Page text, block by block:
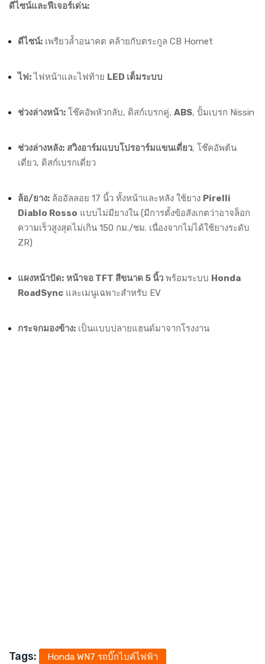
ดีไซน์และฟีเจอร์เด่น:
ดีไซน์: เพรียวล้ำอนาคต คล้ายกับตระกูล CB Hornet
ไฟ:ไฟหน้าและไฟท้าย LED เต็มระบบ
ช่วงล่างหน้า: โช๊คอัพหัวกลับ, ดิสก์เบรกคู่, ABS, ปั้มเบรก Nissin
ช่วงล่างหลัง: สวิงอาร์มแบบโปรอาร์มแขนเดี่ยว, โช๊คอัพต้น
เดี่ยว, ดิสก์เบรกเดี่ยว
ล้อ/ยาง: ล้ออัลลอย 17 นิ้ว ทั้งหน้าและหลัง ใช้ยาง Pirelli
Diablo Rosso แบบไม่มียางใน (มีการตั้งข้อสังเกตว่าอาจล็อก
ความเร็วสูงสุดไม่เกิน 150 กม./ชม. เนื่องจากไม่ได้ใช้ยางระดับ
ZR)
แผงหน้าปัด: หน้าจอ TFT สีขนาด 5 นิ้ว พร้อมระบบ Honda
RoadSync และเมนูเฉพาะสำหรับ EV
กระจกมองข้าง: เป็นแบบปลายแฮนด์มาจากโรงงาน
Tags: Honda WN7 รถบิ๊กไบค์ไฟฟ้า